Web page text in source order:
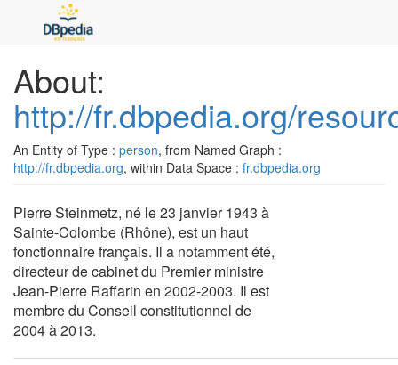
About:
http://fr.dbpedia.org/
An Entity of Type : person, from Named Graph :
http://fr.dbpedia.org, within Data Space : fr.dbpedia.org
Pierre Steinmetz, né le 23 janvier 1943 à
Sainte-Colombe (Rhône), est un haut
fonctionnaire français. Il a notamment été,
directeur de cabinet du Premier ministre
Jean-Pierre Raffarin en 2002-2003. Il est
membre du Conseil constitutionnel de
2004 à 2013.